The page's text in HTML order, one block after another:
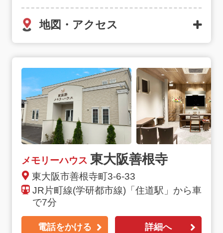
地図・アクセス
メモリーハウス 東大阪善根寺
東大阪市善根寺町3-6-33
JR片町線(学研都市線)「住道駅」から車
で7分
電話をかける 詳細へ